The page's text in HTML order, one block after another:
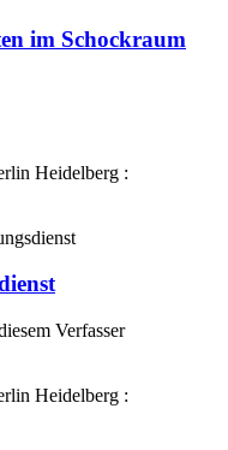
im Schockraum
Heidelberg :
Verfasser
Heidelberg :